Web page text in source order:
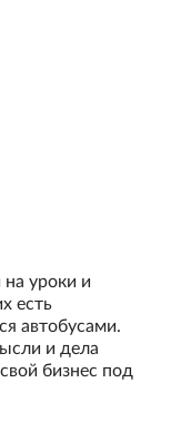
на уроки и
есть
автобусами.
и дела
бизнес под